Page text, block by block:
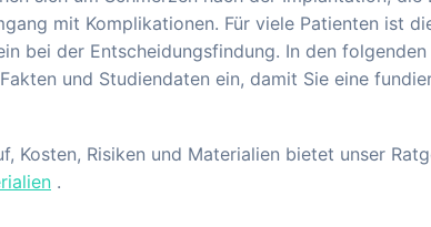
mit Komplikationen. Für viele Patienten ist
bei der Entscheidungsfindung. In den
und Studiendaten ein, damit Sie eine
Kosten, Risiken und Materialien bietet unser
.